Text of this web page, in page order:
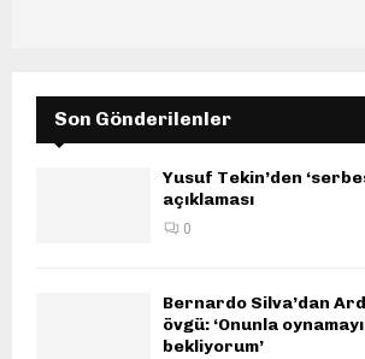
Son Gönderilenler
Yusuf Tekin’den
açıklaması
0
Bernardo Silva’dan
övgü: ‘Onunla
bekliyorum’